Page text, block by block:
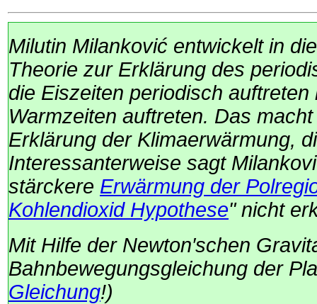
Milutin Milanković entwickelt in
Theorie zur Erklärung des
die Eiszeiten periodisch
Warmzeiten auftreten. Das
Erklärung der Klimaerwärmung,
Interessanterweise sagt
stärckere Erwärmung der
Kohlendioxid Hypothese" nicht
Mit Hilfe der Newton′schen
Bahnbewegungsgleichung der
Gleichung!)